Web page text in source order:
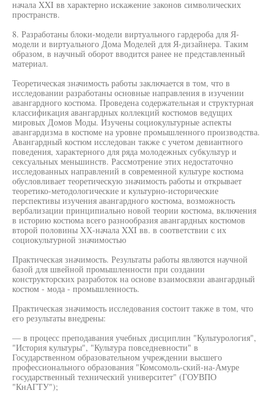
начала XXI вв характерно искажение законов символических
пространств.
8. Разработаны блоки-модели виртуального гардероба для Я-
модели и виртуального Дома Моделей для Я-дизайнера. Таким
образом, в научный оборот вводится ранее не представленный
материал.
Теоретическая значимость работы заключается в том, что в
исследовании разработаны основные направления в изучении
авангардного костюма. Проведена содержательная и структурная
классификация авангардных коллекций костюмов ведущих
мировых Домов Моды. Изучены социокультурные аспекты
авангардизма в костюме на уровне промышленного производства.
Авангардный костюм исследован также с учетом девиантного
поведения, характерного для ряда молодежных субкультур и
сексуальных меньшинств. Рассмотрение этих недостаточно
исследованных направлений в современной культуре костюма
обусловливает теоретическую значимость работы и открывает
теоретико-методологические и культурно-исторические
перспективы изучения авангардного костюма, возможность
вербализации принципиально новой теории костюма, включения
в историю костюма всего разнообразия авангардных костюмов
второй половины ХХ-начала XXI вв. в соответствии с их
социокультурной значимостью
Практическая значимость. Результаты работы являются научной
базой для швейной промышленности при создании
конструкторских разработок на основе взаимосвязи авангардный
костюм - мода - промышленность.
Практическая значимость исследования состоит также в том, что
его результаты внедрены:
— в процесс преподавания учебных дисциплин "Культурология",
"История культуры", "Культура повседневности" в
Государственном образовательном учреждении высшего
профессионального образования "Комсомоль-ский-на-Амуре
государственный технический университет" (ГОУВПО
"КнАГТУ");